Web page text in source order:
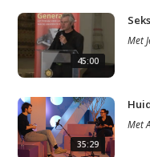
45:00
Met
35:29
Met